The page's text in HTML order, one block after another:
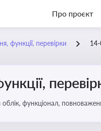
Про проєкт
функції, перевірки
облік, функціонал,